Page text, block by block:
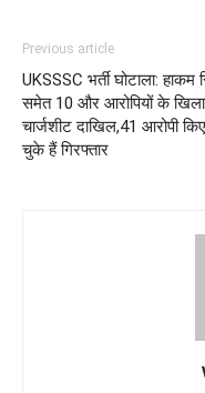
Previous article
UKSSSC भर्ती घोटाला: हाकम
समेत 10 और आरोपियों के
चार्जशीट दाखिल,41 आरोपी
चुके हैं गिरफ्तार